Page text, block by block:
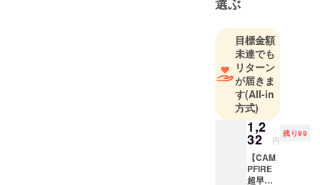
投資も含め
ケーション
を密に取り
ながら企
画・開発・
輸入事業を
行っており
電子デバイ
スは日々進
化し、より
選ぶ
目標金額
未達でも
リターン
が届きま
す(All-in
方式)
1,2
32 円
残り99
【CAM
PFIRE
超早